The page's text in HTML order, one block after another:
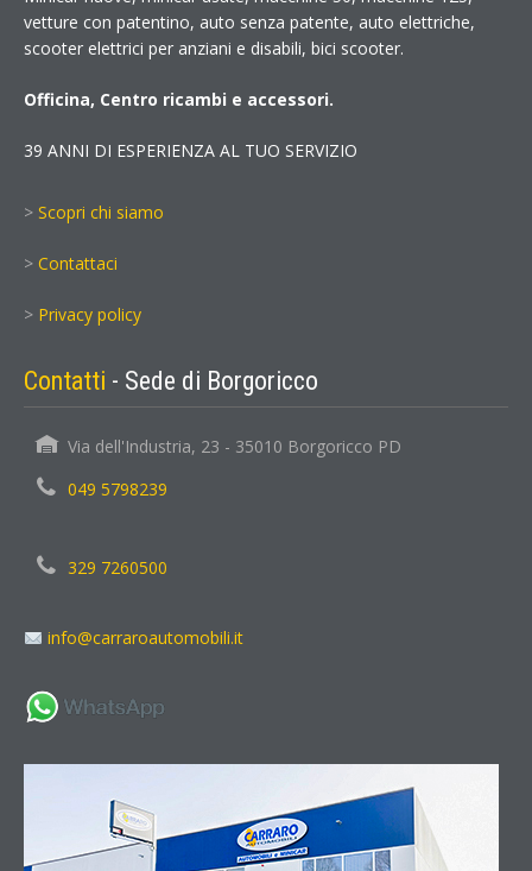
vetture con patentino, auto senza patente, auto elettriche,
scooter elettrici per anziani e disabili, bici scooter.
Officina, Centro ricambi e accessori.
39 ANNI DI ESPERIENZA AL TUO SERVIZIO
> Scopri chi siamo
> Contattaci
> Privacy policy
Contatti - Sede di Borgoricco
Via dell'Industria, 23 - 35010 Borgoricco PD
049 5798239
329 7260500
info@carraroautomobili.it